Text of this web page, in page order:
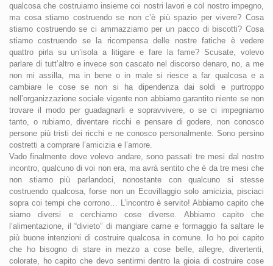
qualcosa che costruiamo insieme coi nostri lavori e col nostro impegno,
ma cosa stiamo costruendo se non c’è più spazio per vivere? Cosa
stiamo costruendo se ci ammazziamo per un pacco di biscotti? Cosa
stiamo costruendo se la ricompensa delle nostre fatiche è vedere
quattro pirla su un’isola a litigare e fare la fame? Scusate, volevo
parlare di tutt’altro e invece son cascato nel discorso denaro, no, a me
non mi assilla, ma in bene o in male si riesce a far qualcosa e a
cambiare le cose se non si ha dipendenza dai soldi e purtroppo
nell’organizzazione sociale vigente non abbiamo garantito niente se non
trovare il modo per guadagnarli e sopravvivere, o se ci impegniamo
tanto, o rubiamo, diventare ricchi e pensare di godere, non conosco
persone più tristi dei ricchi e ne conosco personalmente. Sono persino
costretti a comprare l’amicizia e l’amore.
Vado finalmente dove volevo andare, sono passati tre mesi dal nostro
incontro, qualcuno di voi non era, ma avrà sentito che è da tre mesi che
non stiamo più parlandoci, nonostante con qualcuno si stesse
costruendo qualcosa, forse non un Ecovillaggio solo amicizia, pisciaci
sopra coi tempi che corrono… L’incontro è servito! Abbiamo capito che
siamo diversi e cerchiamo cose diverse. Abbiamo capito che
l’alimentazione, il “divieto” di mangiare carne e formaggio fa saltare le
più buone intenzioni di costruire qualcosa in comune. Io ho poi capito
che ho bisogno di stare in mezzo a cose belle, allegre, divertenti,
colorate, ho capito che devo sentirmi dentro la gioia di costruire cose